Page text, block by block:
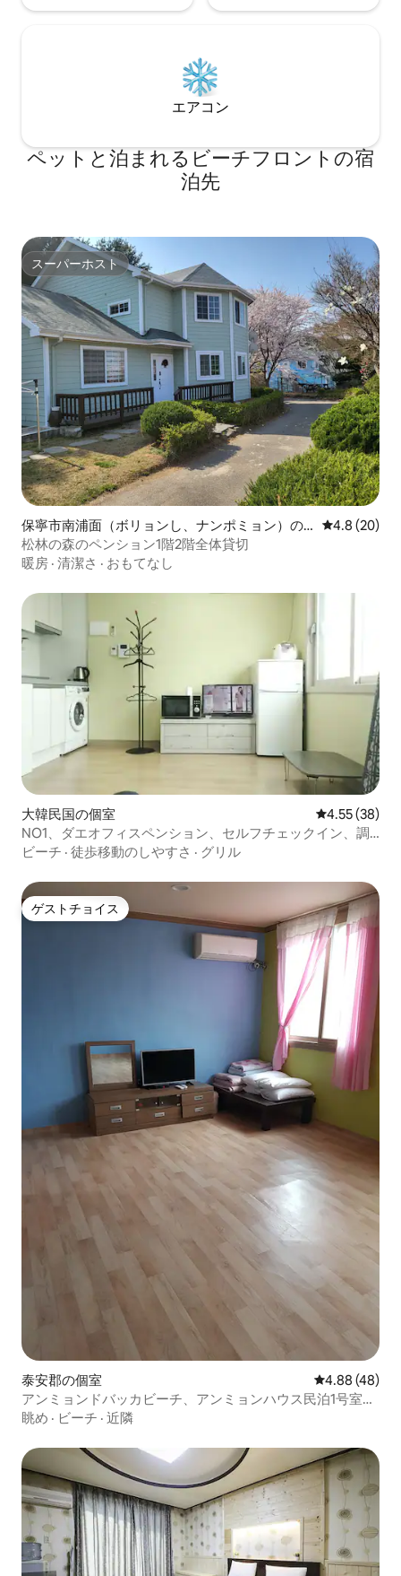
エアコン
ペットと泊まれるビーチフロントの宿
泊先
スーパーホスト
スーパーホスト
保寧市南浦面（ボリョンし、ナンポミョン）の
ペンション
レビュー20
4.8 (20)
松林の森のペンション1階2階全体貸切
暖房 · 清潔さ · おもてなし
大韓民国の個室 レビュー38
4.55 (38)
NO1、ダエオフィスペンション、セルフチェックイン、調
理設備（ベッドあり）、大チェン海水浴場、バーベキュー
ビーチ · 徒歩移動のしやすさ · グリル
ゲストチョイス
ゲストチョイス
泰安郡の個室 レビュー48
4.88 (48)
アンミョンドバッカビーチ、アンミョンハウス民泊1号室、
基本2名+4名追加可能、計6名まで。大型犬x
眺め · ビーチ · 近隣